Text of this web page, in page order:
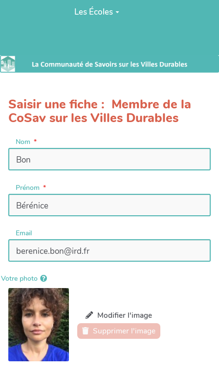
Les Écoles
Saisir une fiche : Membre de la
CoSav sur les Villes Durables
Nom
Prénom
Email
Votre photo
Modifier l'image
Supprimer l'image